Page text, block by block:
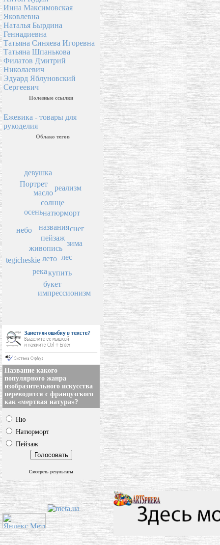
Инна Максимовская
Яковлевна
Наталья Бырдина
Геннадиевна
Татьяна Синяева Игоревна
Татьяна Шпанькова
Филатов Дмитрий
Николаевич
Эдуард Яблуновский
Сергеевич
Полезные ссылки
Ежевика - товары для
рукоделия
Облако тегов
пейзаж
названия
живопись
лето
натюрморт
купить
солнце
лес
зима
осень
букет
масло
река
снег
tegicheskie
реализм
небо
импрессионизм
Портрет
девушка
Название какого
популярного жанра
изобразительного искусства
переводится с французского
как «мертвая натура»?
Ню
Натюрморт
Пейзаж
Смотреть результаты